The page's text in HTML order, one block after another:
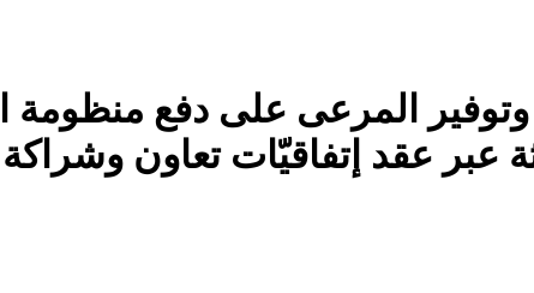
المرعى على دفع منظومة
عبر عقد إتفاقيّات تعاون